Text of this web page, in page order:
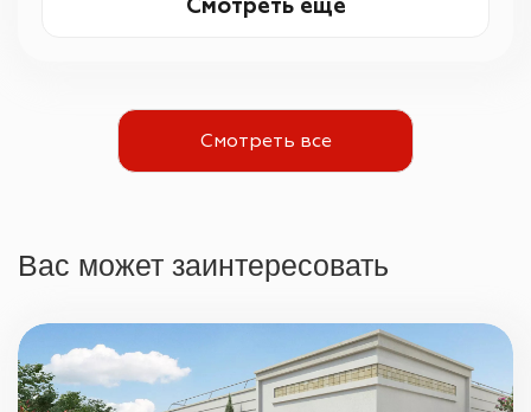
Смотреть все
Вас может заинтересовать